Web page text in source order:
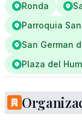
Ronda
Parroquia
San German
Plaza del